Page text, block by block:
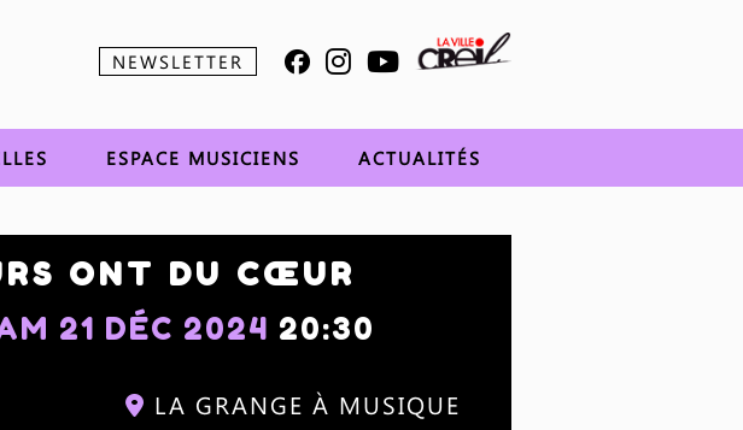
NEWSLETTER
ESPACE MUSICIENS ACTUALITÉS
ONT DU CŒUR
21 DÉC 2024 20:30
LA GRANGE À MUSIQUE